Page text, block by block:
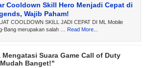
Cooldown Skill Hero Menjadi Cepat di
Wajib Paham!
COOLDOWN SKILL JADI CEPAT DI ML Mobile
Bang merupakan salah …
Read More...
Suara Game Call of Duty
Banget!"